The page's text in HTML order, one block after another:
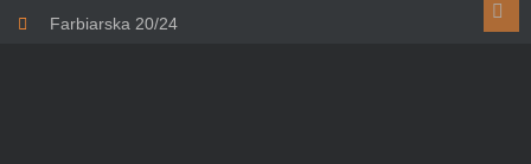
Farbiarska 20/24